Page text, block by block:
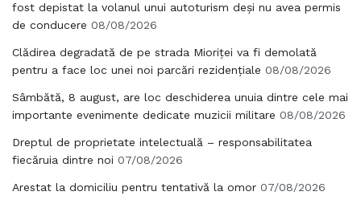
fost depistat la volanul unui autoturism deși nu avea permis
de conducere 08/08/2026
Clădirea degradată de pe strada Mioriței va fi demolată
pentru a face loc unei noi parcări rezidențiale 08/08/2026
Sâmbătă, 8 august, are loc deschiderea unuia dintre cele mai
importante evenimente dedicate muzicii militare 08/08/2026
Dreptul de proprietate intelectuală – responsabilitatea
fiecăruia dintre noi 07/08/2026
Arestat la domiciliu pentru tentativă la omor 07/08/2026